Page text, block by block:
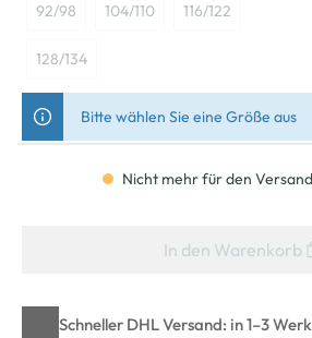
92/98 104/110 116/122
128/134
Bitte wählen Sie eine Größe aus
Nicht mehr für den
In den Warenkorb
Schneller DHL Versand: in 1–3